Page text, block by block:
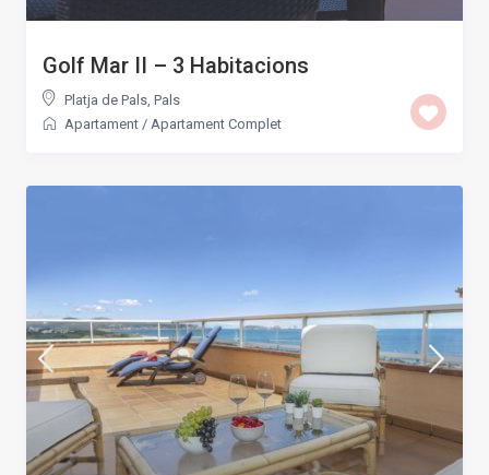
Golf Mar II – 3 Habitacions
Platja de Pals, Pals
Apartament / Apartament Complet